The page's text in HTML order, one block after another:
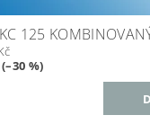
125
%)